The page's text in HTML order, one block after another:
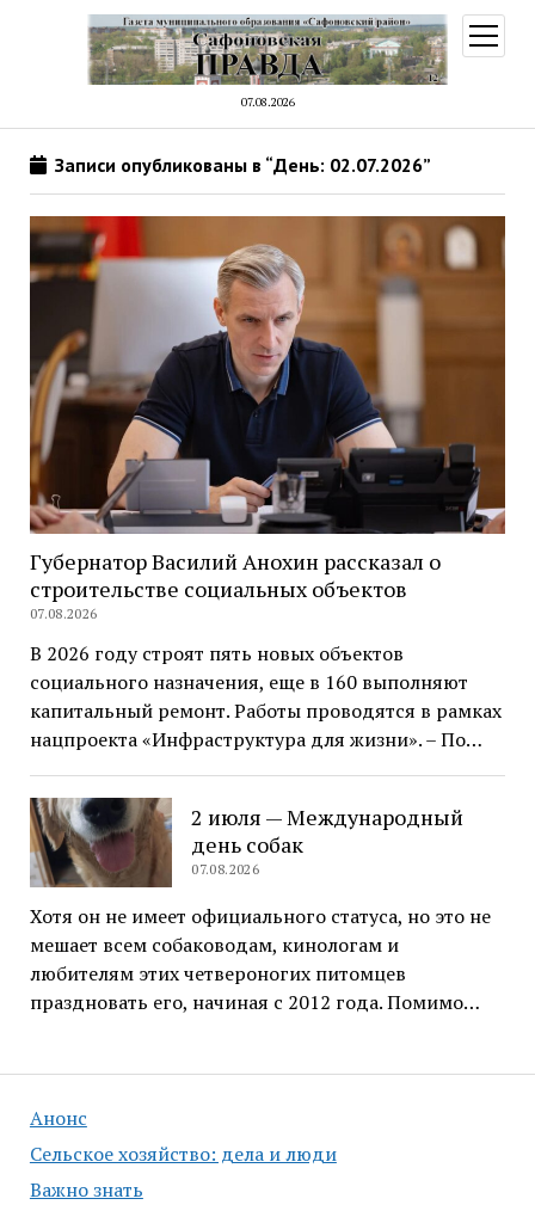
07.08.2026
меню
Анонс
Сельское хозяйство: дела и люди
Важно знать
Записи опубликованы в “День: 02.07.2026”
Губернатор Василий Анохин рассказал о
строительстве социальных объектов
07.08.2026
В 2026 году строят пять новых объектов
социального назначения, еще в 160 выполняют
капитальный ремонт. Работы проводятся в рамках
нацпроекта «Инфраструктура для жизни». – По…
2 июля — Международный
день собак
07.08.2026
Хотя он не имеет официального статуса, но это не
мешает всем собаководам, кинологам и
любителям этих четвероногих питомцев
праздновать его, начиная с 2012 года. Помимо…